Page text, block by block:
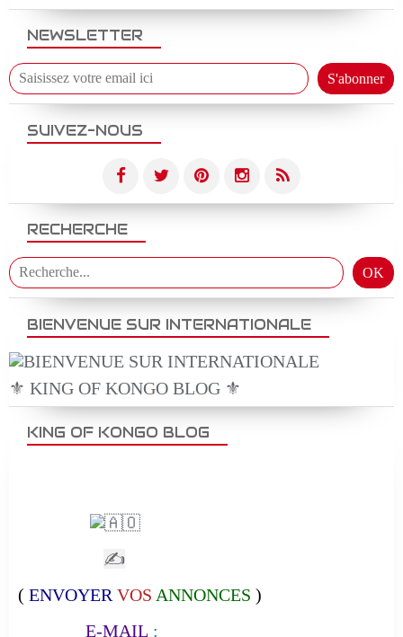
NEWSLETTER
SUIVEZ-NOUS
RECHERCHE
BIENVENUE SUR INTERNATIONALE
⚜️ KING OF KONGO BLOG ⚜️
KING OF KONGO BLOG
✍
( ENVOYER VOS ANNONCES )
E-MAIL :